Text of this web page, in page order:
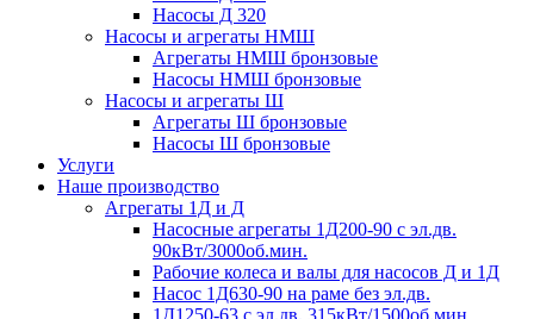
Насосы Д 320
Насосы и агрегаты НМШ
Агрегаты НМШ бронзовые
Насосы НМШ бронзовые
Насосы и агрегаты Ш
Агрегаты Ш бронзовые
Насосы Ш бронзовые
Услуги
Наше производство
Агрегаты 1Д и Д
Насосные агрегаты 1Д200-90 с эл.дв.
90кВт/3000об.мин.
Рабочие колеса и валы для насосов Д и 1Д
Насос 1Д630-90 на раме без эл.дв.
1Д1250-63 с эл.дв. 315кВт/1500об.мин